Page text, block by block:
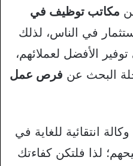
مكاتب توظيف في
في الناس، لذلك
الأفضل لعملائهم،
البحث عن فرص عمل
انتقائية للغاية في
لذا فلتكن كفاءتك